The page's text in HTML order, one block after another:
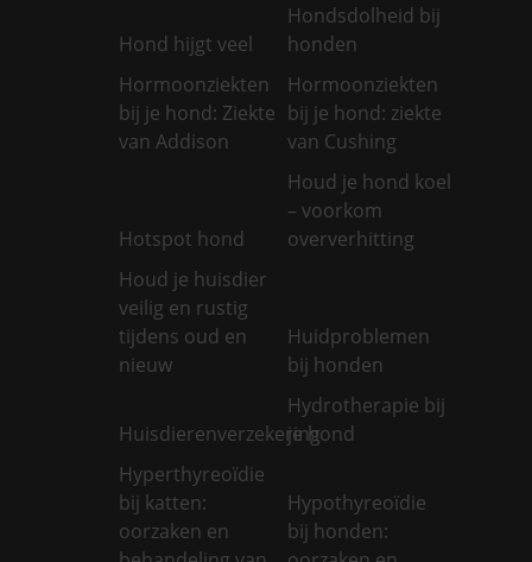
Hond hijgt veel
Hondsdolheid bij
honden
Hormoonziekten
bij je hond: Ziekte
van Addison
Hormoonziekten
bij je hond: ziekte
van Cushing
Hotspot hond
Houd je hond koel
– voorkom
oververhitting
Houd je huisdier
veilig en rustig
tijdens oud en
nieuw
Huidproblemen
bij honden
Huisdierenverzekering
Hydrotherapie bij
je hond
Hyperthyreoïdie
bij katten:
oorzaken en
Hypothyreoïdie
bij honden: